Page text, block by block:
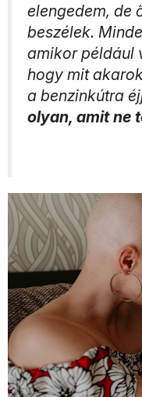
elengedem, de
beszélek.
amikor például
hogy mit
a benzinkútra
olyan, amit ne